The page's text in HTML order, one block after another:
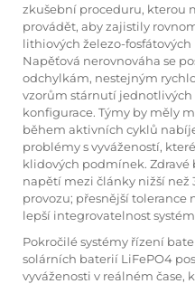
zkušební proceduru, kterou
provádět, aby zajistily
lithiových železo-
Napěťová nerovnováha se
odchylkám, nestejným
vzorům stárnutí jednotlivých
konfigurace. Týmy by měly
během aktivních cyklů
problémy s vyvážeností,
klidových podmínek.
napětí mezi články nižší
provozu; přesnější tolerance
lepší integrovatelnost
Pokročilé systémy řízení
solárních baterií LiFePO4
vyváženosti v reálném